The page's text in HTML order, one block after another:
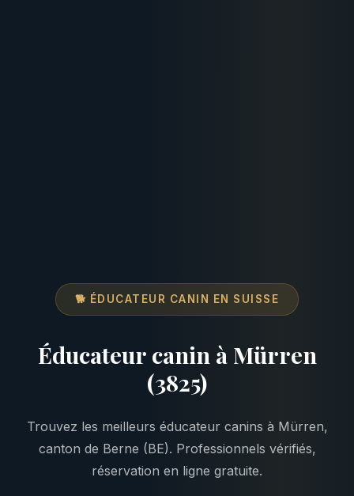
🐕 ÉDUCATEUR CANIN EN SUISSE
Éducateur canin à Mürren
(3825)
Trouvez les meilleurs éducateur canins à Mürren,
canton de Berne (BE). Professionnels vérifiés,
réservation en ligne gratuite.